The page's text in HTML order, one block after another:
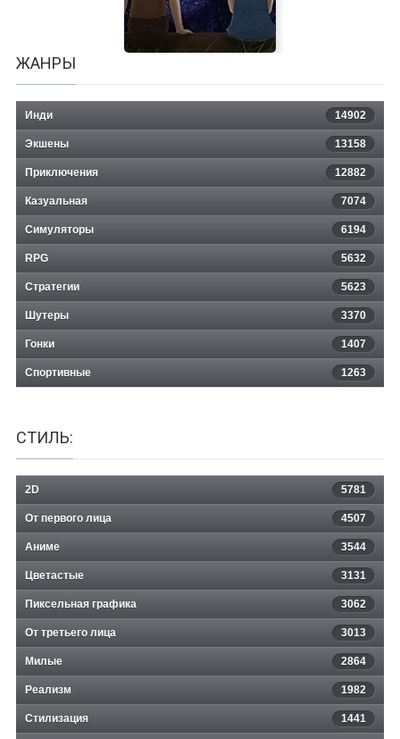
To the Moon: Minisode 2
ЖАНРЫ
Инди 14902
Экшены 13158
Приключения 12882
Казуальная 7074
Симуляторы 6194
RPG 5632
Стратегии 5623
Шутеры 3370
Гонки 1407
Спортивные 1263
СТИЛЬ:
2D 5781
От первого лица 4507
Аниме 3544
Цветастые 3131
Пиксельная графика 3062
От третьего лица 3013
Милые 2864
Реализм 1982
Стилизация 1441